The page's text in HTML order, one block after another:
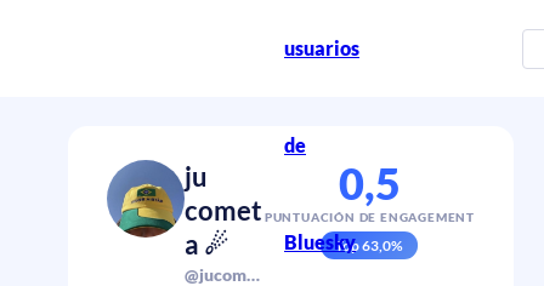
usuarios
de
Bluesky
ju
comet
a ☄
@jucomentou.bsky.social
0,5
PUNTUACIÓN DE ENGAGEMENT
Top63,0%